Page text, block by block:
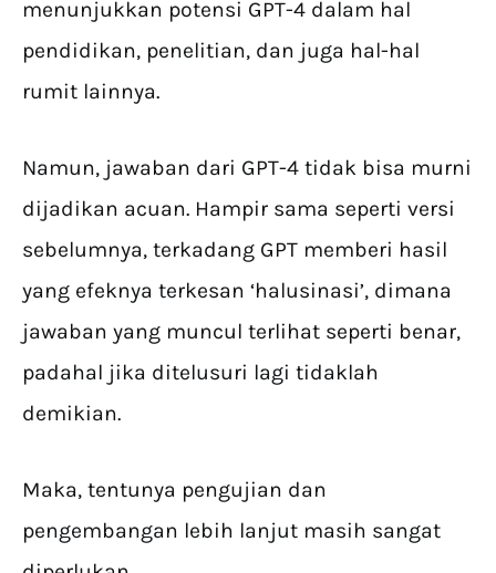
menunjukkan potensi GPT-4 dalam hal
pendidikan, penelitian, dan juga hal-hal
rumit lainnya.
Namun, jawaban dari GPT-4 tidak bisa murni
dijadikan acuan. Hampir sama seperti versi
sebelumnya, terkadang GPT memberi hasil
yang efeknya terkesan ‘halusinasi’, dimana
jawaban yang muncul terlihat seperti benar,
padahal jika ditelusuri lagi tidaklah
demikian.
Maka, tentunya pengujian dan
pengembangan lebih lanjut masih sangat